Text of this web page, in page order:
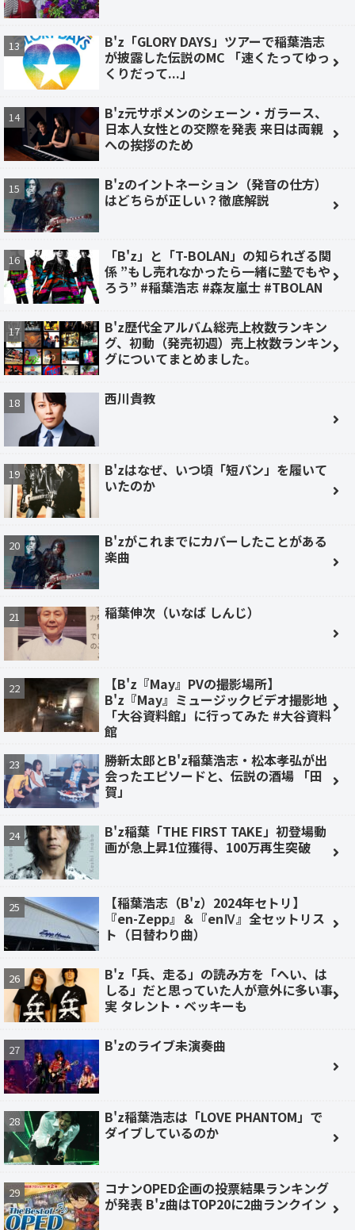
B'z「GLORY DAYS」ツアーで稲葉浩志
が披露した伝説のMC 「速くたってゆっ
くりだって...」
B'z元サポメンのシェーン・ガラース、
日本人女性との交際を発表 来日は両親
への挨拶のため
B'zのイントネーション（発音の仕方）
はどちらが正しい？徹底解説
「B'z」と「T-BOLAN」の知られざる関
係 ”もし売れなかったら一緒に塾でもや
ろう” #稲葉浩志 #森友嵐士 #TBOLAN
B'z歴代全アルバム総売上枚数ランキン
グ、初動（発売初週）売上枚数ランキン
グについてまとめました。
西川貴教
B'zはなぜ、いつ頃「短パン」を履いて
いたのか
B'zがこれまでにカバーしたことがある
楽曲
稲葉伸次（いなば しんじ）
【B'z『May』PVの撮影場所】
B'z『May』ミュージックビデオ撮影地
「大谷資料館」に行ってみた #大谷資料
館
勝新太郎とB'z稲葉浩志・松本孝弘が出
会ったエピソードと、伝説の酒場 「田
賀」
B'z稲葉「THE FIRST TAKE」初登場動
画が急上昇1位獲得、100万再生突破
【稲葉浩志（B'z）2024年セトリ】
『en-Zepp』＆『enⅣ』全セットリス
ト（日替わり曲）
B'z「兵、走る」の読み方を「へい、は
しる」だと思っていた人が意外に多い事
実 タレント・ベッキーも
B'zのライブ未演奏曲
B'z稲葉浩志は「LOVE PHANTOM」で
ダイブしているのか
コナンOPED企画の投票結果ランキング
が発表 B'z曲はTOP20に2曲ランクイン